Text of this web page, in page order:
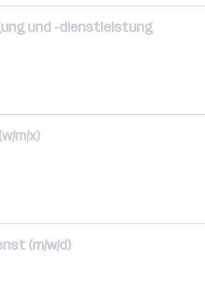
und -dienstleistung
m/x)
(m/w/d)